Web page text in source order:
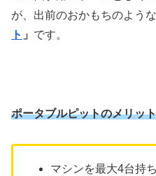
が、出前のおかもちのような
ト 」 です。
ポータブルピットのメリット
マシンを最大4台持